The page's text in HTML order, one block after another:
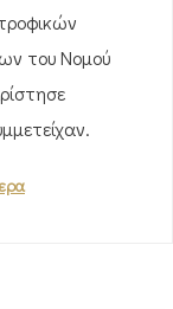
του Νομού